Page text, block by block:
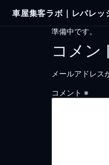
車屋集客ラボ｜レバレッ
準備中です。
コメン
メールアドレス
コメント ※